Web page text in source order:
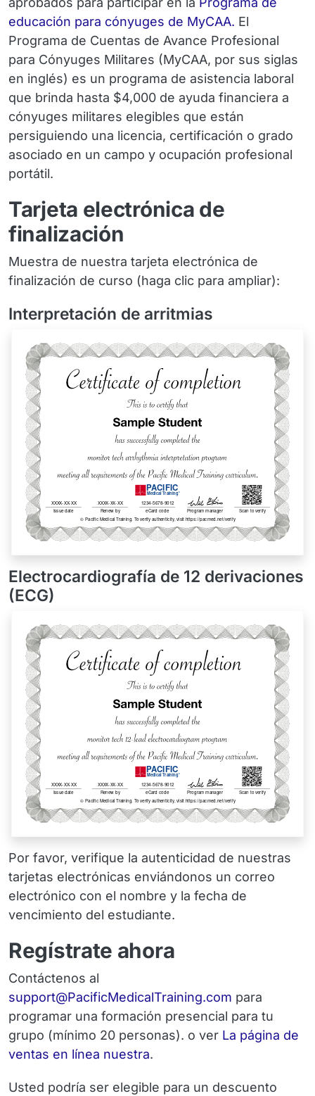
educación para cónyuges de MyCAA. El
Programa de Cuentas de Avance Profesional
para Cónyuges Militares (MyCAA, por sus siglas
en inglés) es un programa de asistencia laboral
que brinda hasta $4,000 de ayuda financiera a
cónyuges militares elegibles que están
persiguiendo una licencia, certificación o grado
asociado en un campo y ocupación profesional
portátil.
Tarjeta electrónica de
finalización
Muestra de nuestra tarjeta electrónica de
finalización de curso (haga clic para ampliar):
Interpretación de arritmias
Electrocardiografía de 12 derivaciones
(ECG)
Por favor, verifique la autenticidad de nuestras
tarjetas electrónicas enviándonos un correo
electrónico con el nombre y la fecha de
vencimiento del estudiante.
Regístrate ahora
Contáctenos al
support@PacificMedicalTraining.com Email
para
programar una formación presencial para tu
grupo (mínimo 20 personas). o ver La página de
ventas en línea nuestra.
Usted podría ser elegible para un descuento